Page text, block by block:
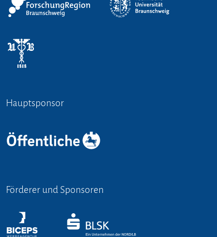
Hauptsponsor
Förderer und Sponsoren